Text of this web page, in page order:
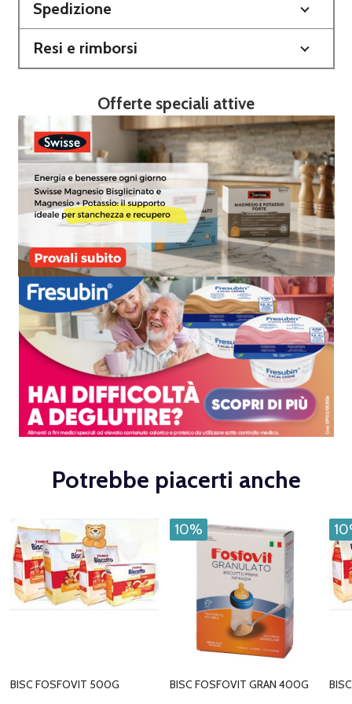
Spedizione
Resi e rimborsi
Offerte speciali attive
Potrebbe piacerti anche
BISC FOSFOVIT 500G
10%
BISC FOSFOVIT GRAN 400G